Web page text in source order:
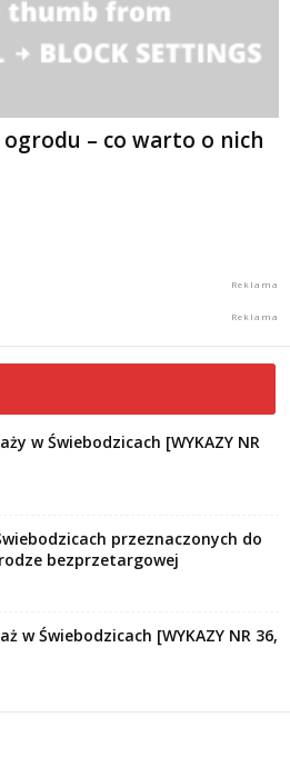
– co warto o nich
w Świebodzicach [WYKAZY NR
przeznaczonych do
bezprzetargowej
w Świebodzicach [WYKAZY NR 36,